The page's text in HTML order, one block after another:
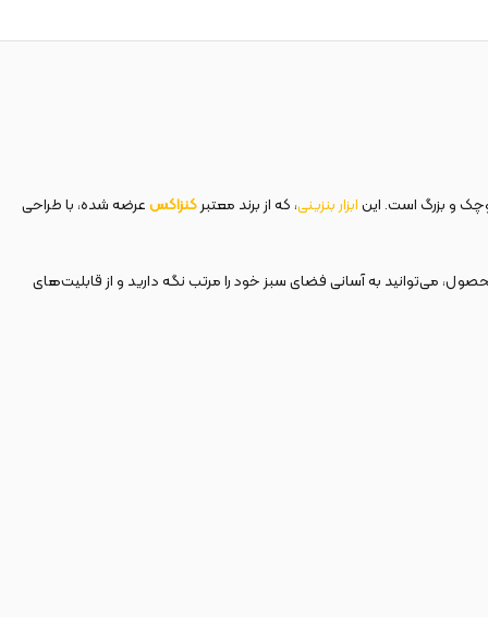
ابزار بنزینی، که از برند معتبرکنزاکسعرضه شده، با طراحی
محصول، می‌توانید به آسانی فضای سبز خود را مرتب نگه دارید و از قابلیت‌های